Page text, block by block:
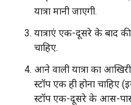
यात्रा मानी जाएगी.
यात्राएं एक-दूसरे के बाद
चाहिए.
आने वाली यात्रा का
स्टॉप एक ही होना चाहिए
स्टॉप एक-दूसरे के आस-पास